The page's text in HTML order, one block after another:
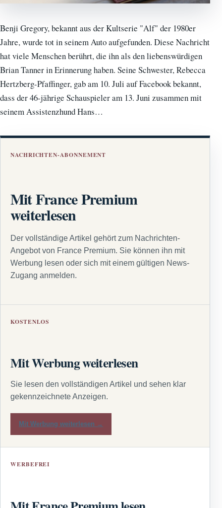
Benji Gregory, bekannt aus der Kultserie "Alf" der 1980er
Jahre, wurde tot in seinem Auto aufgefunden. Diese Nachricht
hat viele Menschen berührt, die ihn als den liebenswürdigen
Brian Tanner in Erinnerung haben. Seine Schwester, Rebecca
Hertzberg-Pfaffinger, gab am 10. Juli auf Facebook bekannt,
dass der 46-jährige Schauspieler am 13. Juni zusammen mit
seinem Assistenzhund Hans…
NACHRICHTEN-ABONNEMENT
Mit France Premium
weiterlesen
Der vollständige Artikel gehört zum Nachrichten-
Angebot von France Premium. Sie können ihn mit
Werbung lesen oder sich mit einem gültigen News-
Zugang anmelden.
KOSTENLOS
Mit Werbung weiterlesen
Sie lesen den vollständigen Artikel und sehen klar
gekennzeichnete Anzeigen.
Mit Werbung weiterlesen →
WERBEFREI